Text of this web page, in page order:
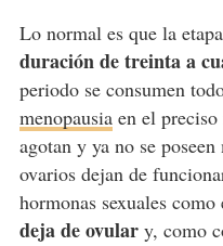
Lo normal es que la
duración de treinta a
periodo se consumen
menopausiaen el preciso
agotan y ya no se
ovarios dejan de
hormonas sexuales
deja de ovulary, como